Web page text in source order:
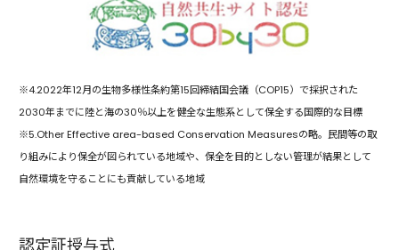
※4.2022年12月の生物多様性条約第15回締結国会議（COP15）で採択された
2030年までに陸と海の30％以上を健全な生態系として保全する国際的な目標
※5.Other Effective area-based Conservation Measuresの略。民間等の取
り組みにより保全が図られている地域や、保全を目的としない管理が結果として
自然環境を守ることにも貢献している地域
認定証授与式